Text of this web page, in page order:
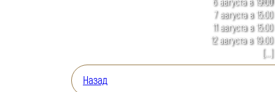
7 августа в 15:00
11 августа в 15:00
12 августа в 19:00
[...]
Назад